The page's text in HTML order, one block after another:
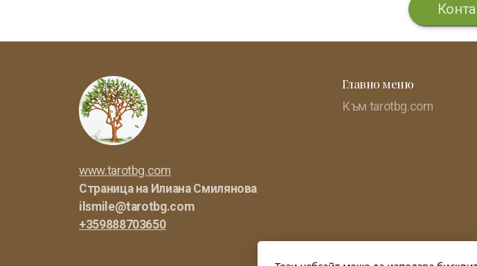
www.tarotbg.com
Страница на Илиана Смилянова
ilsmile@tarotbg.com
+359888703650
Главно меню
Към tarotbg.com